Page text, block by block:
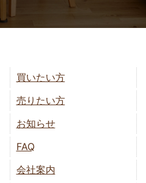
買いたい方
売りたい方
お知らせ
FAQ
会社案内